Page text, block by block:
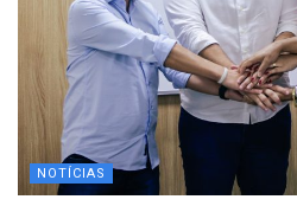
NOTÍCIAS